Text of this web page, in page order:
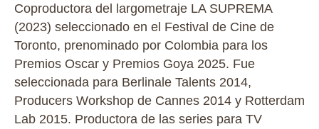
Coproductora del largometraje LA SUPREMA
(2023) seleccionado en el Festival de Cine de
Toronto, prenominado por Colombia para los
Premios Oscar y Premios Goya 2025. Fue
seleccionada para Berlinale Talents 2014,
Producers Workshop de Cannes 2014 y Rotterdam
Lab 2015. Productora de las series para TV